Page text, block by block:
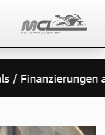
/ Finanzierungen